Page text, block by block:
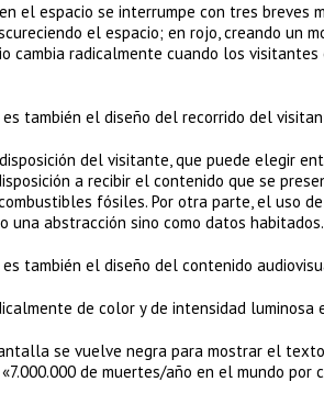
el espacio se interrumpe con tres
el espacio; en rojo, creando un
cambia radicalmente cuando los
también el diseño del recorrido del
del visitante, que puede elegir
a recibir el contenido que se
fósiles. Por otra parte, el uso
una abstracción sino como datos habitados.
también el diseño del contenido
de color y de intensidad luminosa
se vuelve negra para mostrar el
de muertes/año en el mundo